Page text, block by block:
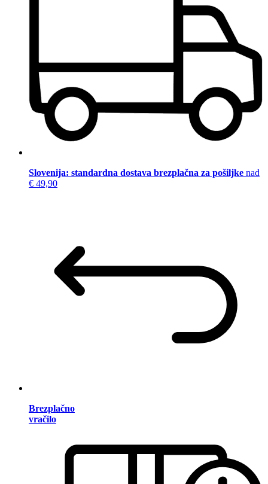
Slovenija: standardna dostava brezplačna za pošiljke nad
€ 49,90
Brezplačno
vračilo